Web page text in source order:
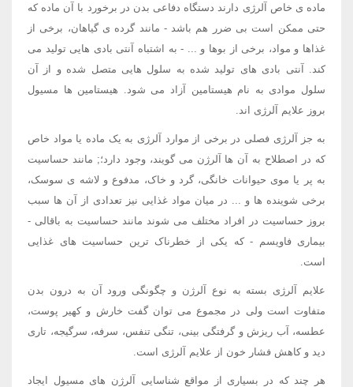
ماده ی خاص آلرژی دارند دستگاه دفاعی بدن در برخورد با آن ماده که
حتی ممکن است بی ضرر هم باشد - مانند گرده ی گیاهان، برخی از
غذاها و مواد، برخی از بوها و ... - به اشتباه آنتی بادی هایی تولید می
کند. آنتی بادی های تولید شده به سلول هایی متصل شده و از آن
سلول موادی به نام هیستامین آزاد می شود. هیستامین ها مسیول
بروز علایم آلرژی اند.
به جز آلرژی فصلی در برخی از موارد آلرژی به یک ماده یا مواد خاص
که در اصطلاح به آن ها آلرژن می گویند، وجود دارد؛; مانند حساسیت
به پر یا موی حیوانات خانگی، گرد و خاک، مدفوع و لاشه ی سوسک،
برخی شوینده ها و ... در میان مواد غذایی نیز تعدادی از آن ها سبب
بروز حساسیت در افراد مختلف می شوند مانند حساسیت به باقالی -
بیماری فاویسم - که یکی از خطرناک ترین حساسیت های غذایی
است.
علایم آلرژی بسته به نوع آلرژن و چگونگی ورود آن به درون بدن
متفاوت است ولی در مجموع می توان گفت خارش و کهیر پوست،
عطسه، آب ریزش و گرفتگی بینی، تنگی تنفس، سرفه، سرگیجه، تاری
دید و کاهش فشار خون از علایم آلرژی است.
هر چند که در بسیاری از مواقع شناسایی آلرژن های مسیول ایجاد